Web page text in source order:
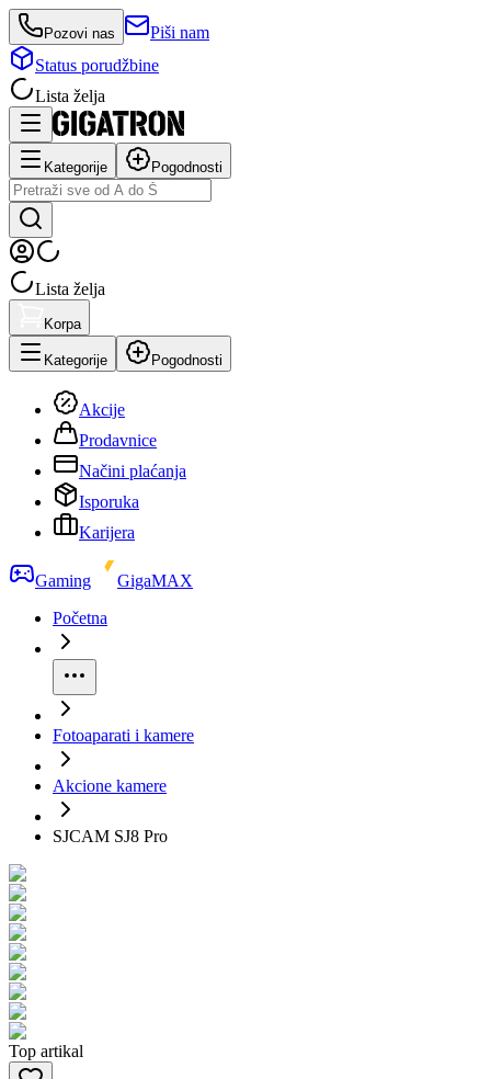
Pozovi nas
Piši nam
Status porudžbine
Lista želja
Kategorije Pogodnosti
Lista želja
Korpa
Kategorije Pogodnosti
Akcije
Prodavnice
Načini plaćanja
Isporuka
Karijera
Gaming
GigaMAX
Početna
Fotoaparati i kamere
Akcione kamere
SJCAM SJ8 Pro
Top artikal